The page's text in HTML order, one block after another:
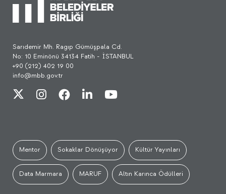
Sarıdemir Mh. Ragıp Gümüşpala Cd.
No: 10 Eminönü 34134 Fatih - İSTANBUL
+90 (212) 402 19 00
info@mbb.gov.tr
Mentor Sokaklar Dönüşüyor Kültür Yayınları
Data Marmara MARUF Altın Karınca Ödülleri